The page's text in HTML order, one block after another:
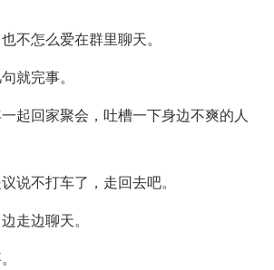
不怎么爱在群里聊天。
就完事。
起回家聚会，吐槽一下身边不爽的人
说不打车了，走回去吧。
走边聊天。